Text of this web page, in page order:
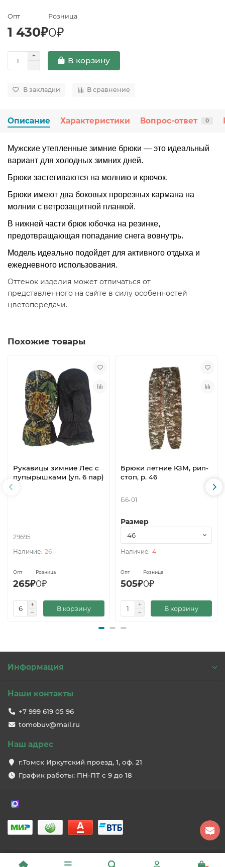
Опт
1 430₽
Розница
0₽
В корзину
В закладки В сравнение
Описание Характеристики Вопрос-ответ 0
Мужские утепленные зимние брюки — это идеальный
вариант для холодных зимних дней.
Брюки застегиваются на молнию и крючок.
Брюки имеют два боковых прорезных кармана на
молнии с ветрозащитной планкой.
В нижней части брюк юбочка на резинке,
предотвращающая попадание снега вовнутрь.
Модель идеально подойдет для активного отдыха и
ежедневного использования.
Оттенок изделия может отличаться от
представленного на сайте в силу особенностей
цветопередачи.
Похожие товары
Рукавицы зимние Лес с
пупырышками (уп. 6 пар)
29695
26
Опт
265₽
Розница
0₽
В корзину
Брюки летние КЗМ, рип-
стоп, р. 46
Б6-01
Размер
4
Опт
505₽
Розница
0₽
В корзину
Информация
Наши контакты
+7 999 619 05 96
tomobuv@mail.ru
Наш адрес
г.Томск Иркутский проезд, 1, оф. 21
График работы: ПН-ПТ с 9 до 18